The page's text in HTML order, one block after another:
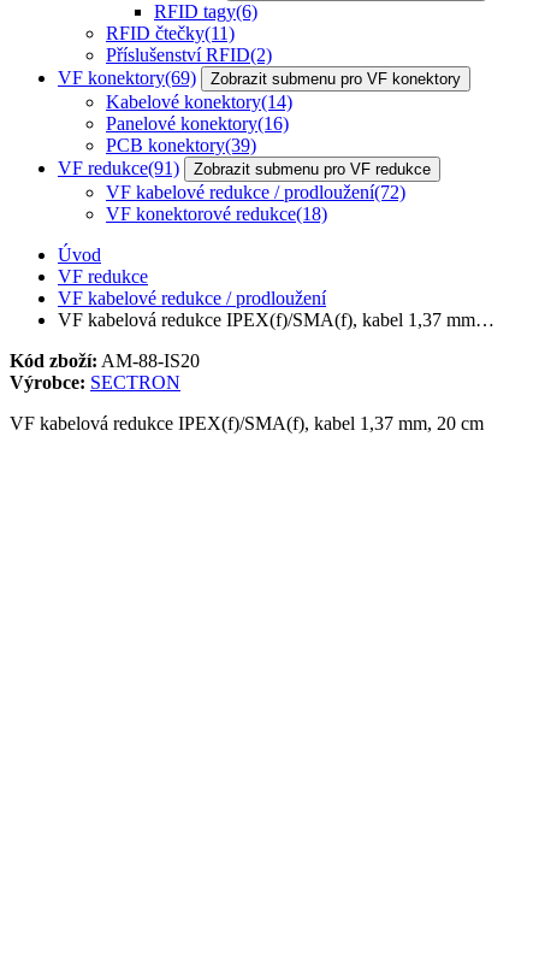
RFID tagy(6)
RFID čtečky(11)
Příslušenství RFID(2)
VF konektory(69) Zobrazit submenu pro VF konektory
Kabelové konektory(14)
Panelové konektory(16)
PCB konektory(39)
VF redukce(91) Zobrazit submenu pro VF redukce
VF kabelové redukce / prodloužení(72)
VF konektorové redukce(18)
Úvod
VF redukce
VF kabelové redukce / prodloužení
VF kabelová redukce IPEX(f)/SMA(f), kabel 1,37 mm…
Kód zboží: AM-88-IS20
Výrobce: SECTRON
VF kabelová redukce IPEX(f)/SMA(f), kabel 1,37 mm, 20 cm